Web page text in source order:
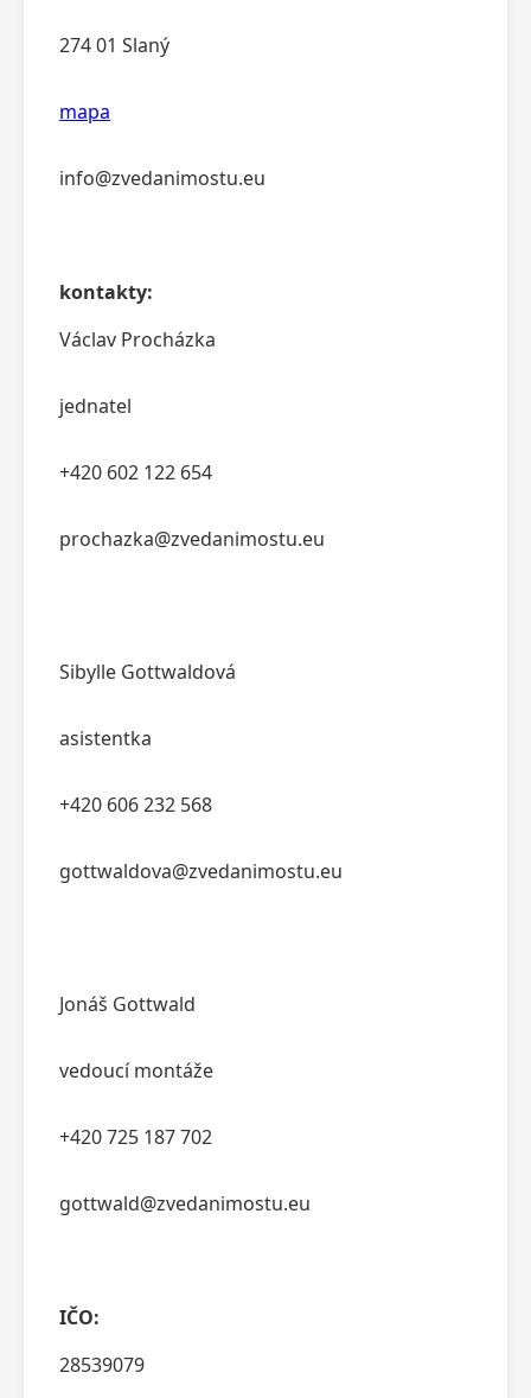
274 01 Slaný
mapa
info@zvedanimostu.eu
kontakty:
Václav Procházka
jednatel
+420 602 122 654
prochazka@zvedanimostu.eu
Sibylle Gottwaldová
asistentka
+420 606 232 568
gottwaldova@zvedanimostu.eu
Jonáš Gottwald
vedoucí montáže
+420 725 187 702
gottwald@zvedanimostu.eu
IČO:
28539079